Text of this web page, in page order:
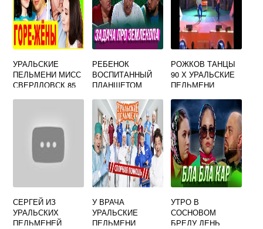
УРАЛЬСКИЕ
ПЕЛЬМЕНИ МИСС
СВЕРДЛОВСК 85
РЕБЕНОК
ВОСПИТАННЫЙ
ПЛАНШЕТОМ
ПЕЛЬМЕНИ
РОЖКОВ ТАНЦЫ
90 Х УРАЛЬСКИЕ
ПЕЛЬМЕНИ
СЕРГЕЙ ИЗ
УРАЛЬСКИХ
ПЕЛЬМЕНЕЙ
У ВРАЧА
УРАЛЬСКИЕ
ПЕЛЬМЕНИ
УТРО В
СОСНОВОМ
БРЕДУ ДЕНЬ